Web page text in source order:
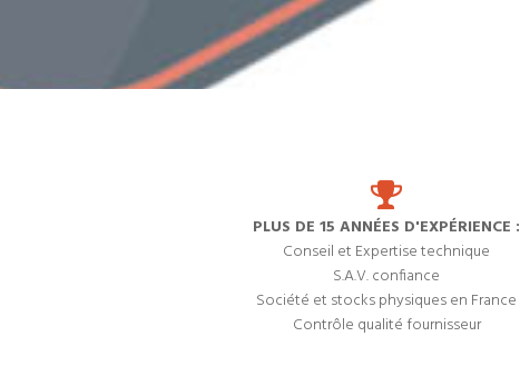
PLUS DE 15 ANNÉES D'EXPÉRIENCE :
Conseil et Expertise technique
S.A.V. confiance
Société et stocks physiques en France
Contrôle qualité fournisseur